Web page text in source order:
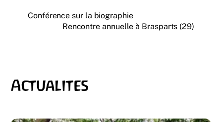
Conférence sur la biographie
Rencontre annuelle à Brasparts (29)